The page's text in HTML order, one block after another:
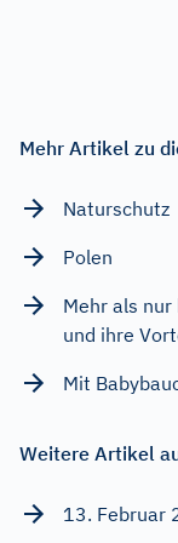
Mehr Artikel zu
Naturschutz
Polen
Mehr als
und ihre
Mit
Weitere Artikel
13. Februar